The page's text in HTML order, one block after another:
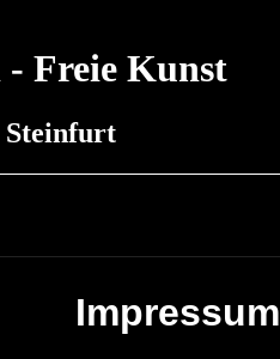
Freie Kunst
Impressum